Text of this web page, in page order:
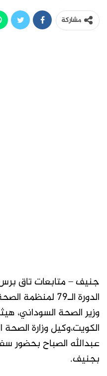
مشاركة
جنيف – متابعات تاق
الدورة الـ79
وزير الصحة السوداني،
الكويت،وكيل وزارة
عبدالله الصباح بحضور
بجنيف.